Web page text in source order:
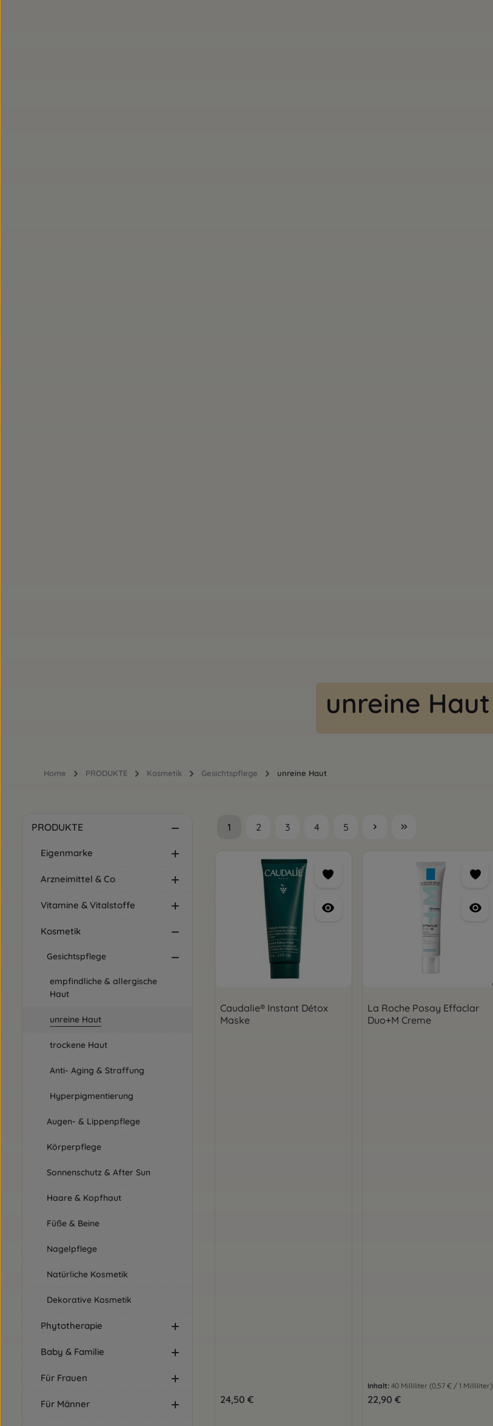
unreine Haut
Home PRODUKTE Kosmetik Gesichtspflege unreine Haut
PRODUKTE
Eigenmarke
Arzneimittel & Co
Vitamine & Vitalstoffe
Kosmetik
Gesichtspflege
empfindliche & allergische
Haut
unreine Haut
trockene Haut
Anti- Aging & Straffung
Hyperpigmentierung
Augen- & Lippenpflege
Körperpflege
Sonnenschutz & After Sun
Haare & Kopfhaut
Füße & Beine
Nagelpflege
Natürliche Kosmetik
Dekorative Kosmetik
Phytotherapie
Baby & Familie
Für Frauen
Für Männer
Seite
1
Seite
2
Seite
3
Seite
4
Seite
5
Caudalie® Instant Détox
Maske
Regulärer Preis:
24,50 €
La Roche Posay Effaclar
Duo+M Creme
Inhalt: 40 Milliliter (0,57 € / 1 Milliliter)
Regulärer Preis:
22,90 €